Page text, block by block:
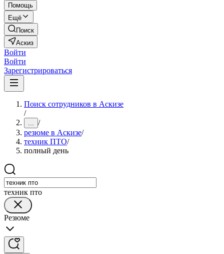
Помощь
Ещё
Поиск
Аскиз
Войти
Войти
Зарегистрироваться
Поиск сотрудников в Аскизе
/
... /
резюме в Аскизе/
техник ПТО/
полный день
техник пто
Резюме